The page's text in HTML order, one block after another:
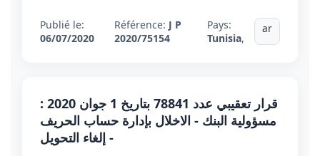
Publié le:
06/07/2020
Référence: J P
2020/75154
Pays:
Tunisia,
ar
قرار تعقيبي عدد 78841 بتاريخ 1 جوان 2020 :
مسؤولية البنك - الاخلال بإدارة حساب الحريف
- إلغاء التحويل